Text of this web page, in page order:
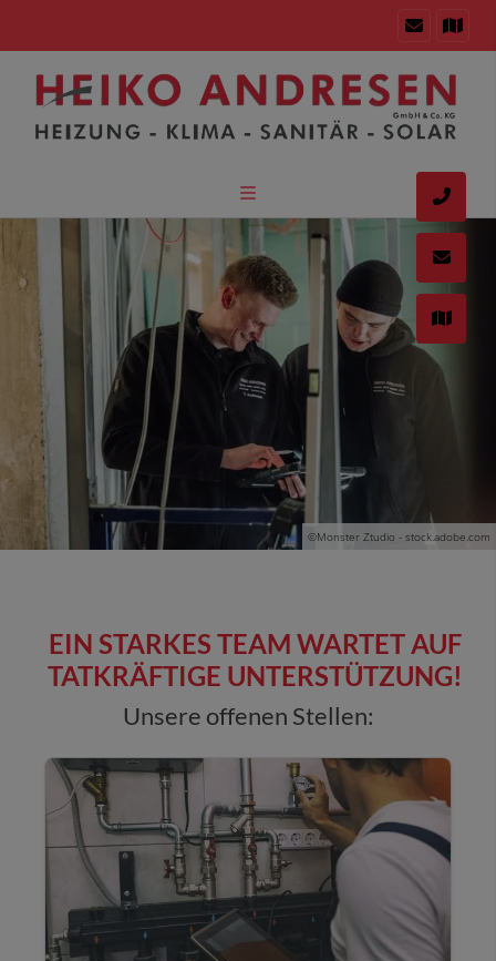
©Monster Ztudio - stock.adobe.com
EIN STARKES TEAM WARTET AUF
TATKRÄFTIGE UNTERSTÜTZUNG!
Unsere offenen Stellen: